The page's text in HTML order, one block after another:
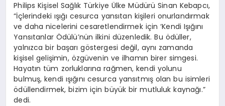
Philips Kişisel Sağlık Türkiye Ülke Müdürü Sinan Kebapcı,
“İçlerindeki ışığı cesurca yansıtan kişileri onurlandırmak
ve daha nicelerini cesaretlendirmek için ‘Kendi Işığını
Yansıtanlar Ödülü’nün ilkini düzenledik. Bu ödüller,
yalnızca bir başarı göstergesi değil, aynı zamanda
kişisel gelişimin, özgüvenin ve ilhamın birer simgesi.
Hayatın tüm zorluklarına rağmen, kendi yolunu
bulmuş, kendi ışığını cesurca yansıtmış olan bu isimleri
ödüllendirmek, bizim için büyük bir mutluluk kaynağı.”
dedi.